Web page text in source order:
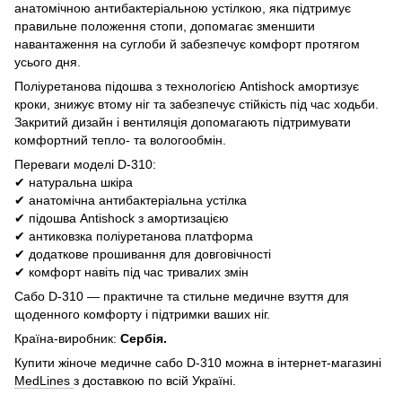
анатомічною антибактеріальною устілкою, яка підтримує
правильне положення стопи, допомагає зменшити
навантаження на суглоби й забезпечує комфорт протягом
усього дня.
Поліуретанова підошва з технологією Antishock амортизує
кроки, знижує втому ніг та забезпечує стійкість під час ходьби.
Закритий дизайн і вентиляція допомагають підтримувати
комфортний тепло- та вологообмін.
Переваги моделі D-310:
✔ натуральна шкіра
✔ анатомічна антибактеріальна устілка
✔ підошва Antishock з амортизацією
✔ антиковзка поліуретанова платформа
✔ додаткове прошивання для довговічності
✔ комфорт навіть під час тривалих змін
Сабо D-310 — практичне та стильне медичне взуття для
щоденного комфорту і підтримки ваших ніг.
Країна-виробник: Сербія.
Купити жіноче медичне сабо D-310 можна в інтернет-магазині
MedLines з доставкою по всій Україні.